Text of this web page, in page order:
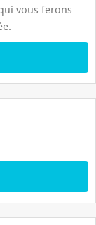
vous ferons